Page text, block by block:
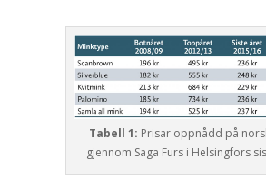
Tabell 1: Prisar oppnådd på
gjennom Saga Furs i Helsingfors